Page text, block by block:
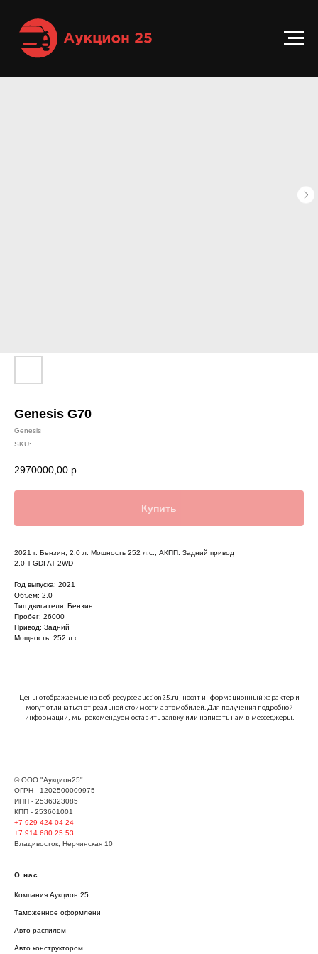
Genesis G70
Genesis
SKU:
2970000,00 р.
Купить
2021 г. Бензин, 2.0 л. Мощность 252 л.с., АКПП. Задний привод
2.0 T-GDI AT 2WD
Год выпуска: 2021
Объем: 2.0
Тип двигателя: Бензин
Пробег: 26000
Привод: Задний
Мощность: 252 л.с
Цены отображаемые на веб-ресурсе auction25.ru, носят информационный характер и
могут отличаться от реальной стоимости автомобилей. Для получения подробной
информации, мы рекомендуем оставить заявку или написать нам в месседжеры.
© ООО "Аукцион25"
ОГРН - 1202500009975
ИНН - 2536323085
КПП - 253601001
+7 929 424 04 24
+7 914 680 25 53
Владивосток, Нерчинская 10
О нас
Компания Аукцион 25
Таможенное оформлени
Авто распилом
Авто конструктором